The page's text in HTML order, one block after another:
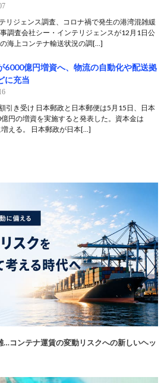
リジェンス調査、コロナ禍で発生の港湾混雑緩
調査会社シー・インテリジェンスが12月1日公
海上コンテナ輸送状況の調[…]
6000億円増資へ、物流の自動化や配送拠
に充当
引き受け 日本郵政と日本郵便は5月15日、日本
円の増資を実施すると発表した。資本金は
える。 日本郵政が日本[…]
…コンテナ運賃の変動リスクへの新しいヘッ